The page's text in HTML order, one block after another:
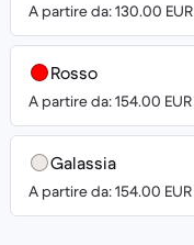
A partire da: 130.00 EUR
Rosso
A partire da: 154.00 EUR
Galassia
A partire da: 154.00 EUR